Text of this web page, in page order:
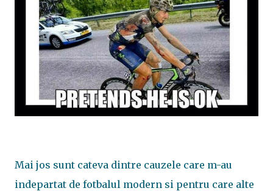
Mai jos sunt cateva dintre cauzele care m-au
indepartat de fotbalul modern si pentru care alte